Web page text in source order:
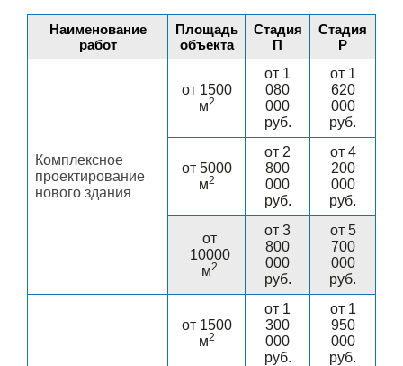
Наименование
работ
Площадь
объекта
Стадия
П
Стадия
Р
Комплексное
проектирование
нового здания
от 1500
м2
от 1
080
000
руб.
от 1
620
000
руб.
от 5000
м2
от 2
800
000
руб.
от 4
200
000
руб.
от
10000
м2
от 3
800
000
руб.
от 5
700
000
руб.
от 1500
м2
от 1
300
000
руб.
от 1
950
000
руб.